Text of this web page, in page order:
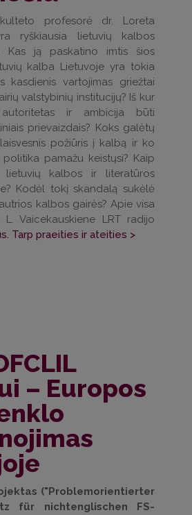
profesorė dr. Loreta
ryškiausia lietuvių kalbos
Kas ją paskatino imtis šios
kalba Lietuvoje yra tokia
kasdienis vartojimas griežtai
valstybinių institucijų? Iš kur
ir ambicija būti
prievaizdais? Koks galėtų
požiūris į kalbą ir ko
pamažu keistųsi? Kaip
lietuvių kalbos ir literatūros
Kodėl tokį skandalą sukėlė
kalbos gairės? Apie visa
Vaicekauskiene LRT radijo
Tarp praeities ir ateities >
– Europos
("Problemorientierter
für nichtenglischen FS-